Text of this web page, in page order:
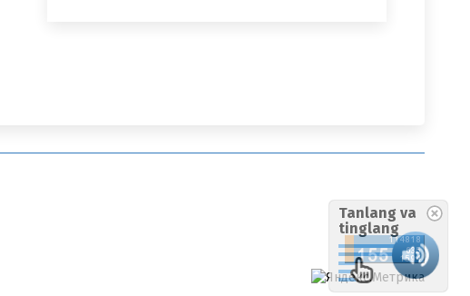
Tanlang va
tinglang